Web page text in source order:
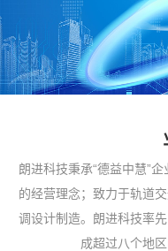
朗进科技秉承“德益中慧”
的经营理念；致力于轨道
调设计制造。朗进科技率
成超过八个地